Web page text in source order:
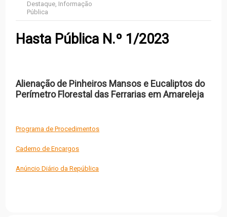
Destaque, Informação
Pública
Hasta Pública N.º 1/2023
Alienação de Pinheiros Mansos e Eucaliptos do
Perímetro Florestal das Ferrarias em Amareleja
Programa de Procedimentos
Caderno de Encargos
Anúncio Diário da República